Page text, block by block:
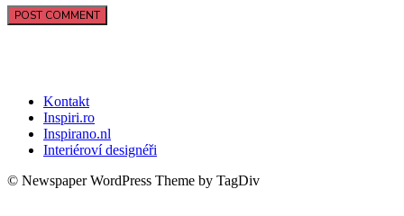
Kontakt
Inspiri.ro
Inspirano.nl
Interiéroví designéři
© Newspaper WordPress Theme by TagDiv